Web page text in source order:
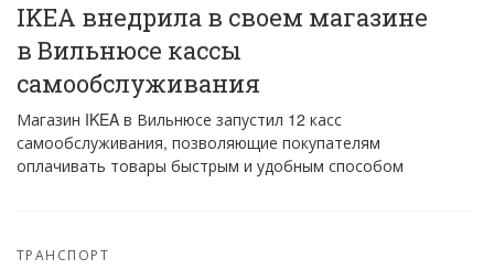
IKEA внедрила в своем магазине
в Вильнюсе кассы
самообслуживания
Магазин IKEA в Вильнюсе запустил 12 касс
самообслуживания, позволяющие покупателям
оплачивать товары быстрым и удобным способом
ТРАНСПОРТ